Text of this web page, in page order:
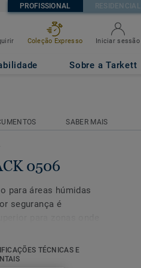
PROFISSIONAL RESIDENCIAL
Coleção Expresso Iniciar sessão
Sobre a Tarkett
SABER MAIS
0506
para áreas húmidas
segurança é
o manter sempre
Clean XP protege-
TÉCNICAS E